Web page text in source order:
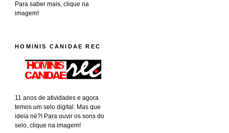
Para saber mais, clique na
imagem!
HOMINIS CANIDAE REC
11 anos de atividades e agora
temos um selo digital. Mas que
ideia né?! Para ouvir os sons do
selo, clique na imagem!